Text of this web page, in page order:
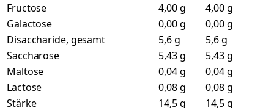
Fructose
4,00 g
4,00 g
Galactose
0,00 g
0,00 g
Disaccharide, gesamt
5,6 g
5,6 g
Saccharose
5,43 g
5,43 g
Maltose
0,04 g
0,04 g
Lactose
0,08 g
0,08 g
Stärke
14,5 g
14,5 g